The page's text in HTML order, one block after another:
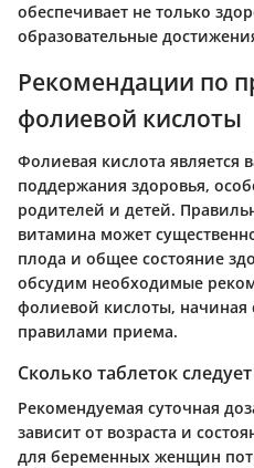
обеспечивает не только
образовательные
Рекомендации по
фолиевой кислоты
Фолиевая кислота
поддержания здоровья,
родителей и детей.
витамина может
плода и общее состояние
обсудим необходимые
фолиевой кислоты, начиная
правилами приема.
Сколько таблеток
Рекомендуемая суточная
зависит от возраста и
для беременных женщин